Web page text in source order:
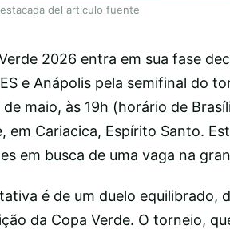
del articulo fuente
2026 entra em sua fase
e Anápolis pela semifinal do
maio, às 19h (horário de
em Cariacica, Espírito Santo.
em busca de uma vaga na
é de um duelo equilibrado,
da Copa Verde. O torneio,